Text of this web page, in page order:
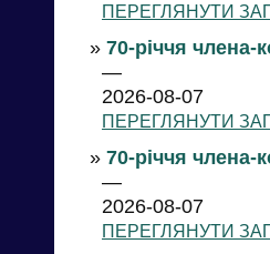
ПЕРЕГЛЯНУТИ
» 70-річчя
—
2026-08-07
ПЕРЕГЛЯНУТИ
» 70-річчя
—
2026-08-07
ПЕРЕГЛЯНУТИ